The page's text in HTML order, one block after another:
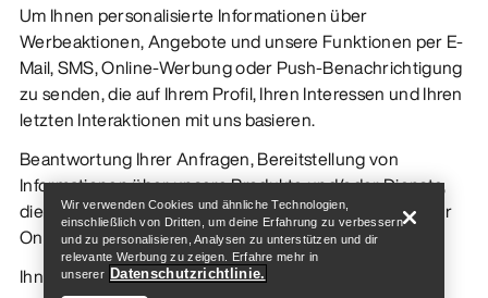
Store finden
Um Ihnen personalisierte Informationen über
Werbeaktionen, Angebote und unsere Funktionen per E-
Mail, SMS, Online-Werbung oder Push-Benachrichtigung
zu senden, die auf Ihrem Profil, Ihren Interessen und Ihren
letzten Interaktionen mit uns basieren.
Beantwortung Ihrer Anfragen, Bereitstellung von
Informationen über unsere Produkte und/oder Dienste,
die Sie nutzen, und Kontaktaufnahme mit Ihnen über Ihr
Online-Konto.
Ihnen erteilte Erlaubnis, Bewertungen zu posten
Wir verwenden Cookies und ähnliche Technologien,
einschließlich von Dritten, um deine Erfahrung zu verbessern
und zu personalisieren, Analysen zu unterstützen und dir
relevante Werbung zu zeigen. Erfahre mehr in
unserer Datenschutzrichtlinie.